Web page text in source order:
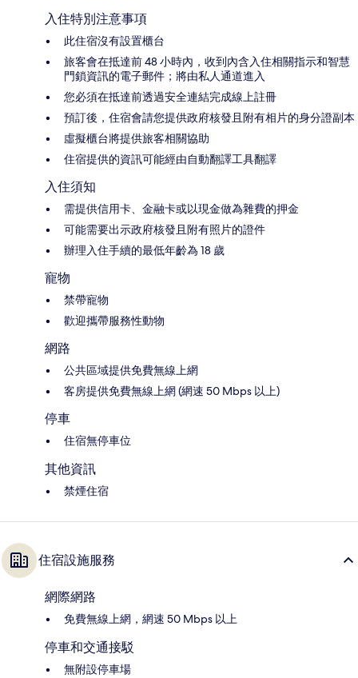
入住特別注意事項
此住宿沒有設置櫃台
旅客會在抵達前 48 小時內，收到內含入住相關指示和智慧
門鎖資訊的電子郵件；將由私人通道進入
您必須在抵達前透過安全連結完成線上註冊
預訂後，住宿會請您提供政府核發且附有相片的身分證副本
虛擬櫃台將提供旅客相關協助
住宿提供的資訊可能經由自動翻譯工具翻譯
入住須知
需提供信用卡、金融卡或以現金做為雜費的押金
可能需要出示政府核發且附有照片的證件
辦理入住手續的最低年齡為 18 歲
寵物
禁帶寵物
歡迎攜帶服務性動物
網路
公共區域提供免費無線上網
客房提供免費無線上網 (網速 50 Mbps 以上)
停車
住宿無停車位
其他資訊
禁煙住宿
住宿設施服務
網際網路
免費無線上網，網速 50 Mbps 以上
停車和交通接駁
無附設停車場